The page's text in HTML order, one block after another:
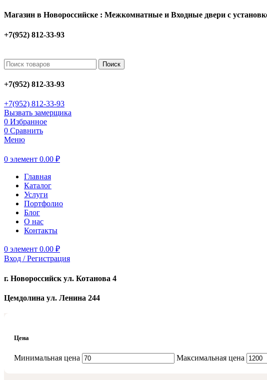
Магазин в Новороссийске : Межкомнатные и Входные двери с
+7(952) 812-33-93
Поиск
+7(952) 812-33-93
+7(952) 812-33-93
Вызвать замерщика
0 Избранное
0 Сравнить
Меню
0 элемент 0.00 ₽
Главная
Каталог
Услуги
Портфолио
Блог
О нас
Контакты
0 элемент 0.00 ₽
Вход / Регистрация
г. Новороссийск ул. Котанова 4
Цемдолина ул. Ленина 244
Цена
Минимальная цена Максимальная цена